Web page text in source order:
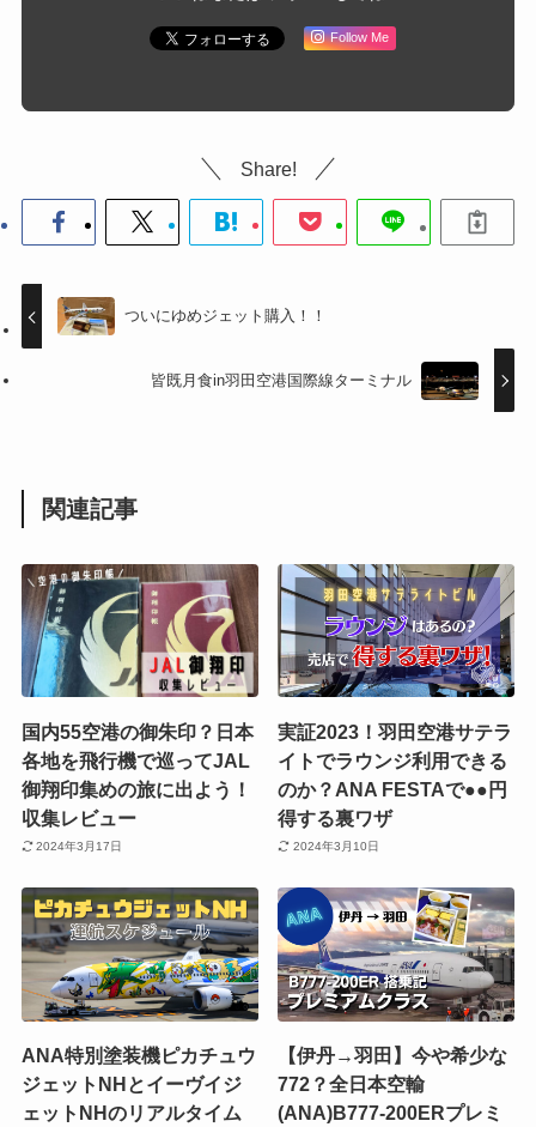
Follow Me
Share!
ついにゆめジェット購入！！
皆既月食in羽田空港国際線ターミナル
関連記事
国内55空港の御朱印？日本
各地を飛行機で巡ってJAL
御翔印集めの旅に出よう！
収集レビュー
2024年3月17日
実証2023！羽田空港サテラ
イトでラウンジ利用できる
のか？ANA FESTAで●●円
得する裏ワザ
2024年3月10日
ANA特別塗装機ピカチュウ
ジェットNHとイーヴイジ
ェットNHのリアルタイム
【伊丹→羽田】今や希少な
772？全日本空輸
(ANA)B777-200ERプレミ